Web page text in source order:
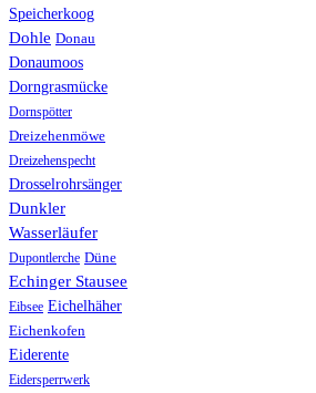
Speicherkoog
Dohle Donau
Donaumoos
Dorngrasmücke
Dornspötter
Dreizehenmöwe
Dreizehenspecht
Drosselrohrsänger
Dunkler
Wasserläufer
Dupontlerche Düne
Echinger Stausee
Eibsee Eichelhäher
Eichenkofen
Eiderente
Eidersperrwerk